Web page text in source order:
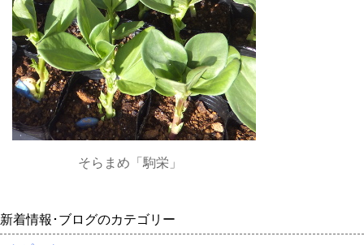
そらまめ「駒栄」
新着情報･ブログのカテゴリー